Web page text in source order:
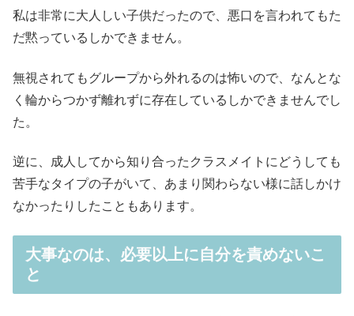
私は非常に大人しい子供だったので、悪口を言われてもた
だ黙っているしかできません。
無視されてもグループから外れるのは怖いので、なんとな
く輪からつかず離れずに存在しているしかできませんでし
た。
逆に、成人してから知り合ったクラスメイトにどうしても
苦手なタイプの子がいて、あまり関わらない様に話しかけ
なかったりしたこともあります。
大事なのは、必要以上に自分を責めないこ
と